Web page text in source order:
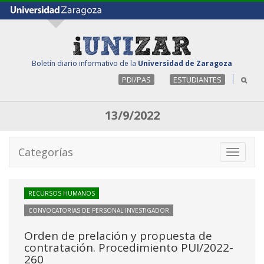
Boletín diario informativo de la Universidad de Zaragoza
PDI/PAS ESTUDIANTES
13/9/2022
Toggle
Categorías
RECURSOS HUMANOS
CONVOCATORIAS DE PERSONAL INVESTIGADOR
Orden de prelación y propuesta de
contratación. Procedimiento PUI/2022-
260